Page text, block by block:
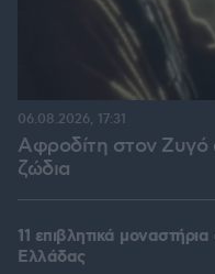
Αφροδίτη στον Ζυγό
ζώδια
06.08.2026, 17:31
11 επιβλητικά
Ελλάδας